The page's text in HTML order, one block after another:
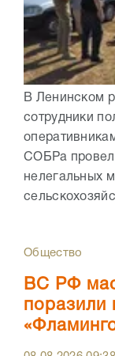
В Ленинском
сотрудники
СОБРа
нелегальных
Общество
ВС РФ
поразили